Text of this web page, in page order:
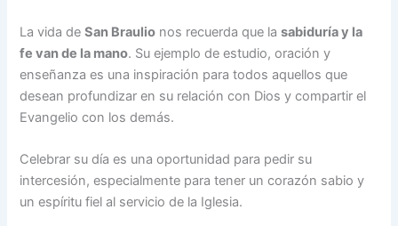
La vida deSan Braulio nos recuerda que lasabiduría y la
fe van de la mano. Su ejemplo de estudio, oración y
enseñanza es una inspiración para todos aquellos que
desean profundizar en su relación con Dios y compartir el
Evangelio con los demás.
Celebrar su día es una oportunidad para pedir su
intercesión, especialmente para tener un corazón sabio y
un espíritu fiel al servicio de la Iglesia.